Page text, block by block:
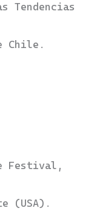
Tendencias
Chile.
Festival,
(USA).